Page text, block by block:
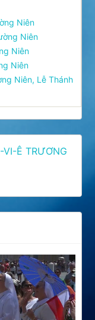
Niên
Niên
Niên
Niên
Niên, Lễ Thánh